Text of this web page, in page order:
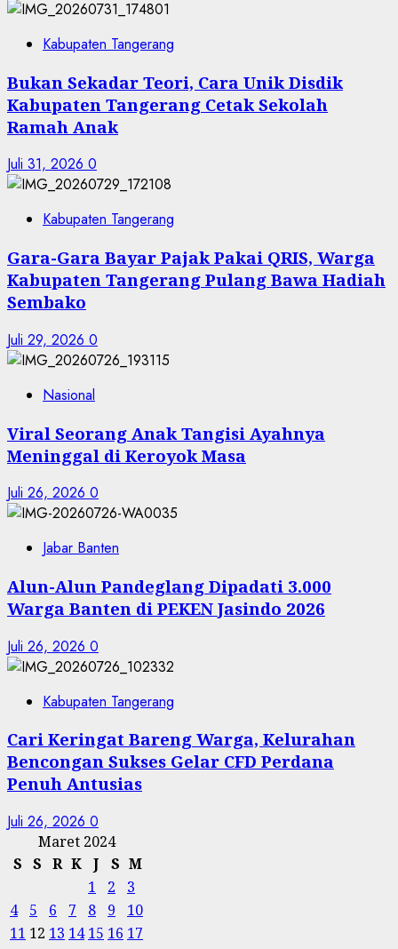
Kabupaten Tangerang
Bukan Sekadar Teori, Cara Unik Disdik
Kabupaten Tangerang Cetak Sekolah
Ramah Anak
Juli 31, 2026 0
Kabupaten Tangerang
Gara-Gara Bayar Pajak Pakai QRIS, Warga
Kabupaten Tangerang Pulang Bawa Hadiah
Sembako
Juli 29, 2026 0
Nasional
Viral Seorang Anak Tangisi Ayahnya
Meninggal di Keroyok Masa
Juli 26, 2026 0
Jabar Banten
Alun-Alun Pandeglang Dipadati 3.000
Warga Banten di PEKEN Jasindo 2026
Juli 26, 2026 0
Kabupaten Tangerang
Cari Keringat Bareng Warga, Kelurahan
Bencongan Sukses Gelar CFD Perdana
Penuh Antusias
Juli 26, 2026 0
Maret 2024
S S R K J S M
1
2
3
4
5 6 7 8 9
10
11 12 13 14 15 16 17